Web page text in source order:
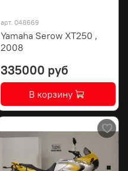
арт. 048669
Yamaha Serow XT250 ,
2008
335000 руб
В корзину